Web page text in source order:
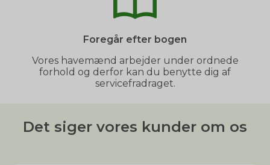
Foregår efter bogen
Vores havemænd arbejder under ordnede
forhold og derfor kan du benytte dig af
servicefradraget.
Det siger vores kunder om os